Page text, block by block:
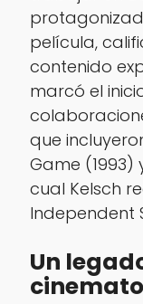
película,
contenido
marcó el
que
Game (1993)
cual Kelsch
Independent
Un